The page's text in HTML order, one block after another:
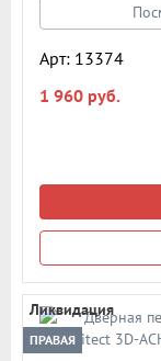
золото. В
размеры петли
Арт: 13374
1 960 руб.
Ликвидация
ПРАВАЯ